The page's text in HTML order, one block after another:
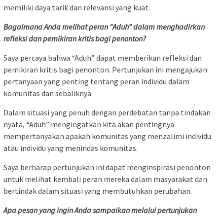
memiliki daya tarik dan relevansi yang kuat.
Bagaimana Anda melihat peran “Aduh” dalam menghadirkan
refleksi dan pemikiran kritis bagi penonton?
Saya percaya bahwa “Aduh” dapat memberikan refleksi dan
pemikiran kritis bagi penonton. Pertunjukan ini mengajukan
pertanyaan yang penting tentang peran individu dalam
komunitas dan sebaliknya.
Dalam situasi yang penuh dengan perdebatan tanpa tindakan
nyata, “Aduh” mengingatkan kita akan pentingnya
mempertanyakan apakah komunitas yang menzalimi individu
atau individu yang menindas komunitas.
Saya berharap pertunjukan ini dapat menginspirasi penonton
untuk melihat kembali peran mereka dalam masyarakat dan
bertindak dalam situasi yang membutuhkan perubahan.
Apa pesan yang ingin Anda sampaikan melalui pertunjukan